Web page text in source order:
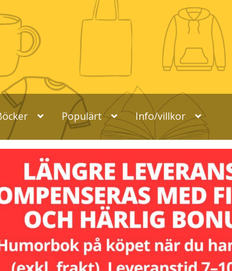
Populärt Info/villkor